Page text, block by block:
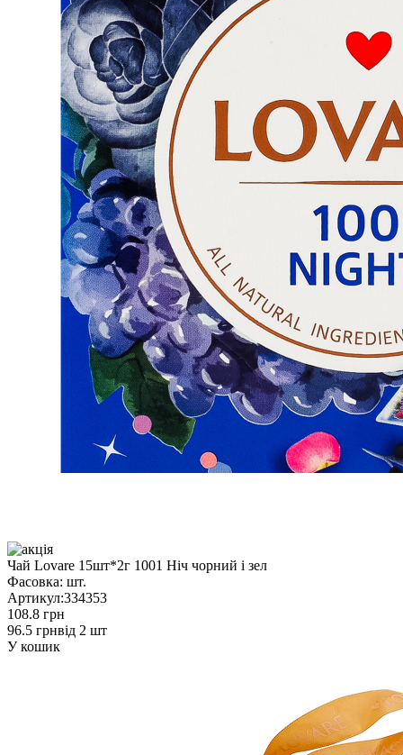
Чай Lovare 15шт*2г 1001 Ніч чорний і зел
Фасовка: шт.
Артикул:334353
108.8 грн
96.5 грнвід 2 шт
У кошик